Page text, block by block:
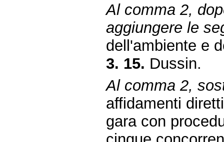
Al comma 2,
aggiungere le
dell'ambiente e
3. 15. Dussin.
Al comma 2,
affidamenti
gara con